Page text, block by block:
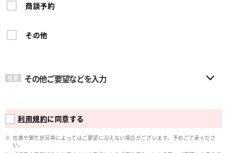
商談予約
その他
任意 その他ご要望などを入力
利用規約に同意する
在庫や繁忙状況等によってはご要望に沿えない場合がございます。予めご了承くださ
い。